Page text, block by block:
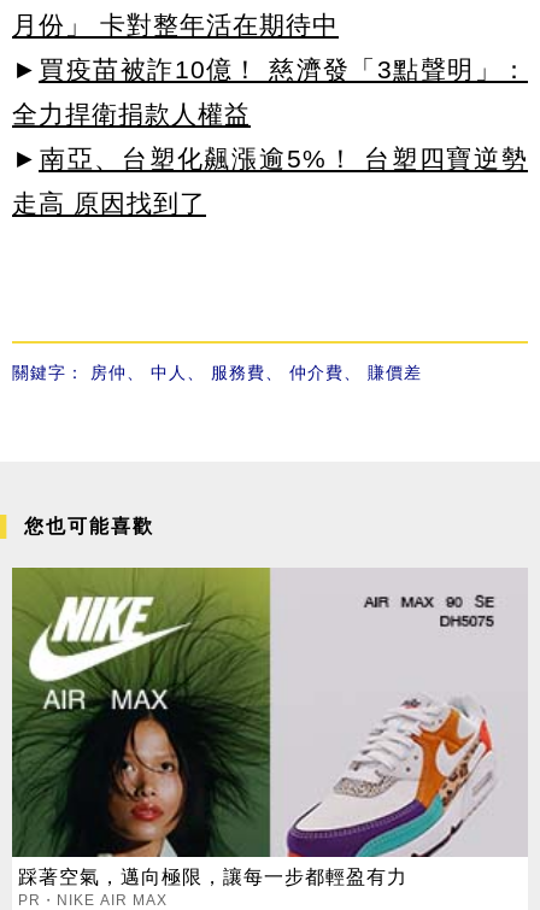
月份」 卡對整年活在期待中
► 買疫苗被詐10億！ 慈濟發「3點聲明」：
全力捍衛捐款人權益
► 南亞、台塑化飆漲逾5%！ 台塑四寶逆勢
走高 原因找到了
關鍵字： 房仲 中人 服務費 仲介費 賺價差
您也可能喜歡
踩著空氣，邁向極限，讓每一步都輕盈有力
PR・NIKE AIR MAX